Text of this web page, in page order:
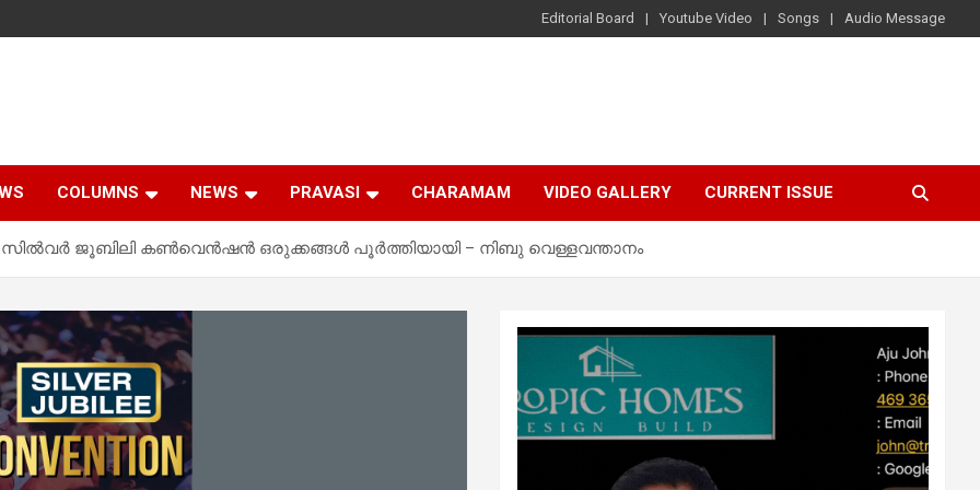
Editorial Board Youtube Video Songs Audio Message
COLUMNS NEWS PRAVASI CHARAMAM VIDEO GALLERY CURRENT ISSUE
ജൂബിലി കൺവെൻഷൻ ഒരുക്കങ്ങൾ പൂർത്തിയായി – നിബു വെള്ളവന്താനം